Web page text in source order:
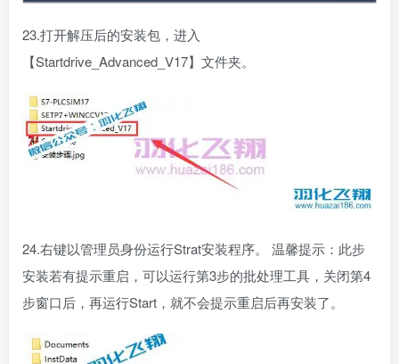
23.打开解压后的安装包，进入
【Startdrive_Advanced_V17】文件夹。
24.右键以管理员身份运行Strat安装程序。 温馨提示：此步
安装若有提示重启，可以运行第3步的批处理工具，关闭第4
步窗口后，再运行Start，就不会提示重启后再安装了。